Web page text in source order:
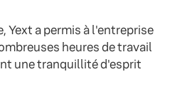
Yext a permis à l'entreprise
heures de travail
une tranquillité d'esprit